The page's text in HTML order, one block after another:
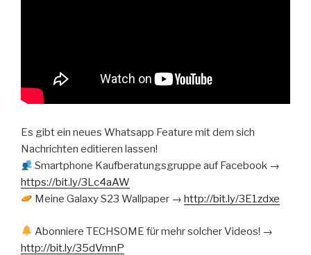
Es gibt ein neues Whatsapp Feature mit dem sich
Nachrichten editieren lassen!
Smartphone Kaufberatungsgruppe auf Facebook →
https://bit.ly/3Lc4aAW
Meine Galaxy S23 Wallpaper →http://bit.ly/3E1zdxe
Abonniere TECHSOME für mehr solcher Videos! →
http://bit.ly/35dVmnP